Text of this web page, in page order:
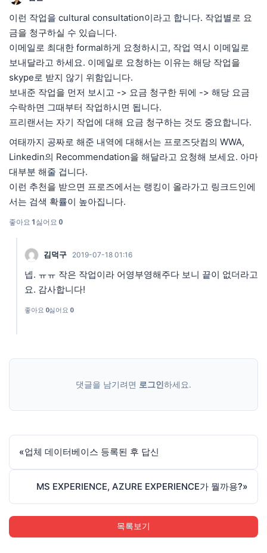
이런 작업을 cultural consultation이라고 합니다. 작업별로 요
금을 청구하실 수 있습니다.
이메일로 최대한 formal하게 요청하시고, 작업 역시 이메일로
보내달라고 하세요. 이메일로 요청하는 이유는 해당 작업을
skype로 받지 않기 위함입니다.
보내준 작업을 먼저 보시고 -> 요금 청구한 뒤에 -> 해당 요금
수락하면 그때부터 작업하시면 됩니다.
프리랜서는 자기 작업에 대해 요금 청구하는 것도 중요합니다.
여태까지 공짜로 해준 내역에 대해서는 프로즈닷컴의 WWA,
Linkedin의 Recommendation을 해달라고 요청해 보세요. 아마
대부분 해줄 겁니다.
이런 추천을 받으면 프로즈에서는 랭킹이 올라가고 링크드인에
서는 검색 확률이 높아집니다.
좋아요1싫어요 0
김덕구 2019-07-18 01:16
넵. ㅠㅠ 작은 작업이라 어영부영해주다 보니 끝이 없더라고
요. 감사합니다!
좋아요 0싫어요 0
댓글을 남기려면 로그인하세요.
«업체 데이터베이스 등록된 후 답신
MS EXPERIENCE, AZURE EXPERIENCE가 뭘까용?»
목록보기